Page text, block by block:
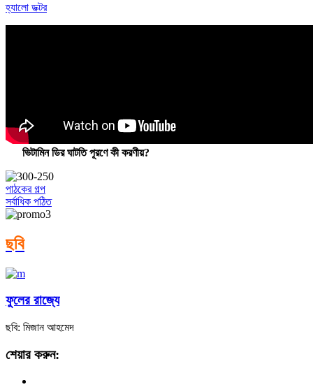
হ্যালো ডক্টর
ভিটামিন ডির ঘাটতি পূরণে কী করণীয়?
পাঠকের গল্প
সর্বাধিক পঠিত
ছবি
ফুলের রাজ্যে
ছবি: মিজান আহমেদ
শেয়ার করুন: